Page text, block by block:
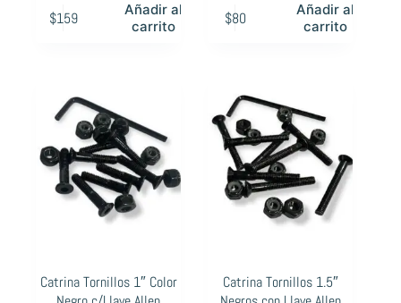
$159
Añadir al
carrito
$80
Añadir al
carrito
Catrina Tornillos 1″ Color
Catrina Tornillos 1.5″